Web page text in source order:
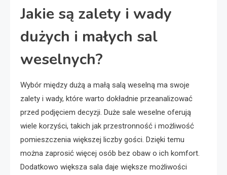
Jakie są zalety i wady
dużych i małych sal
weselnych?
Wybór między dużą a małą salą weselną ma swoje
zalety i wady, które warto dokładnie przeanalizować
przed podjęciem decyzji. Duże sale weselne oferują
wiele korzyści, takich jak przestronność i możliwość
pomieszczenia większej liczby gości. Dzięki temu
można zaprosić więcej osób bez obaw o ich komfort.
Dodatkowo większa sala daje większe możliwości